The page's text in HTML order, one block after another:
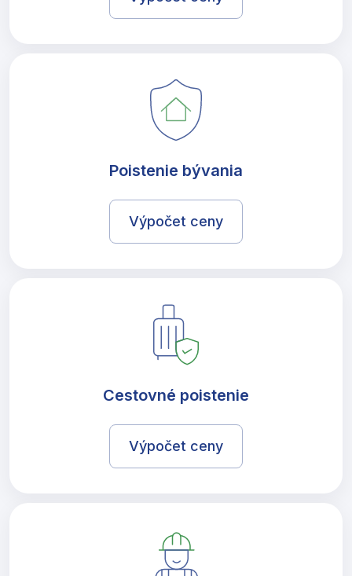
Poistenie bývania
Výpočet ceny
Cestovné poistenie
Výpočet ceny